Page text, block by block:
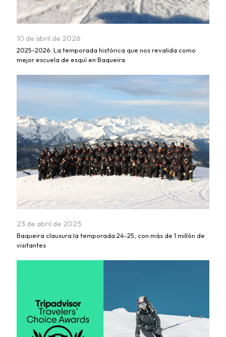
10 de abril de 2026
2025-2026: La temporada histórica que nos revalida como
mejor escuela de esquí en Baqueira
23 de abril de 2025
Baqueira clausura la temporada 24-25, con más de 1 millón de
visitantes